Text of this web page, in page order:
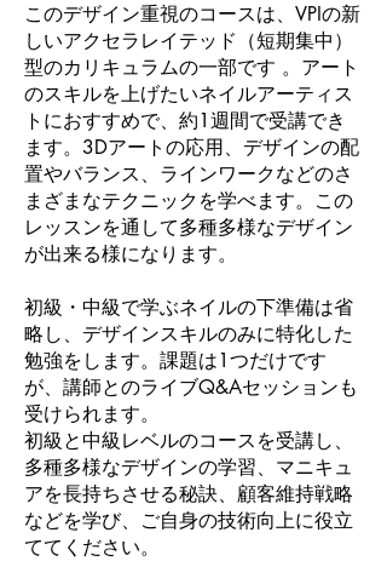
このデザイン重視のコースは、VPIの新
しいアクセラレイテッド（短期集中）
型のカリキュラムの一部です 。アート
のスキルを上げたいネイルアーティス
トにおすすめで、約1週間で受講でき
ます。3Dアートの応用、デザインの配
置やバランス、ラインワークなどのさ
まざまなテクニックを学べます。この
レッスンを通して多種多様なデザイン
が出来る様になります。
初級・中級で学ぶネイルの下準備は省
略し、デザインスキルのみに特化した
勉強をします。課題は1つだけです
が、講師とのライブQ&Aセッションも
受けられます。
初級と中級レベルのコースを受講し、
多種多様なデザインの学習、マニキュ
アを長持ちさせる秘訣、顧客維持戦略
などを学び、ご自身の技術向上に役立
ててください。